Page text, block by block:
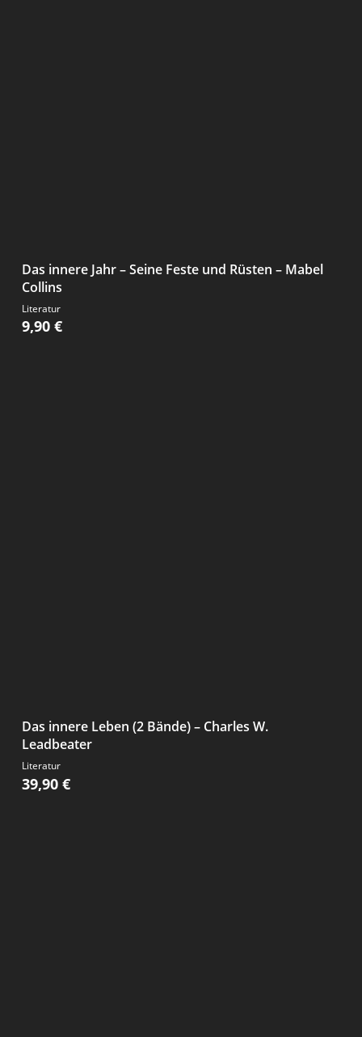
Das innere Jahr – Seine Feste und Rüsten – Mabel
Collins
Literatur
9,90 €
Das innere Leben (2 Bände) – Charles W.
Leadbeater
Literatur
39,90 €